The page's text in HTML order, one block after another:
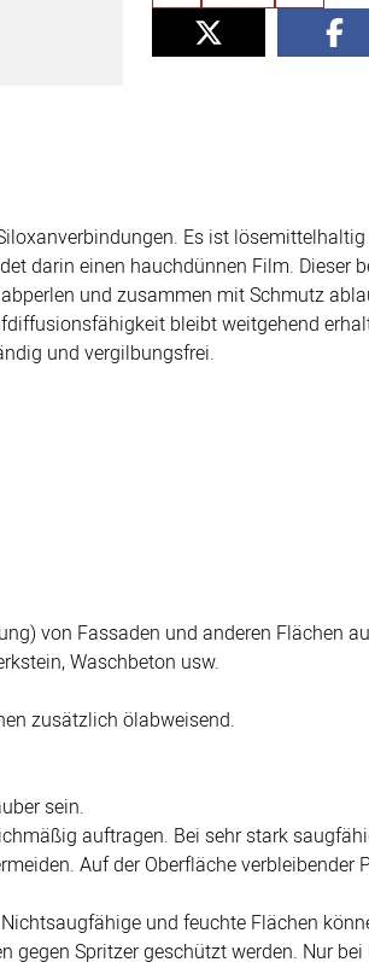
Es ist
darin einen hauchdünnen Film. Dieser
und zusammen mit Schmutz
bleibt weitgehend
und vergilbungsfrei.
von Fassaden und anderen Flächen
Waschbeton usw.
zusätzlich ölabweisend.
sein.
auftragen. Bei sehr stark
Auf der Oberfläche
und feuchte Flächen
Spritzer geschützt werden. Nur